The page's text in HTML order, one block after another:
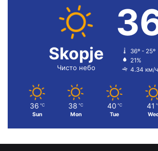
Skopje
Чисто небо
36º - 25º
21%
4.34 км/ч
36 ℃
Sun
38 ℃
Mon
40 ℃
Tue
41